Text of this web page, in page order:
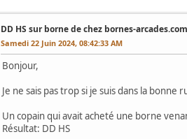
DD HS sur borne de chez bornes-arcades.com
Samedi 22 Juin 2024, 08:42:33 AM
Bonjour,
Je ne sais pas trop si je suis dans la bonne
Un copain qui avait acheté une borne
Résultat: DD HS